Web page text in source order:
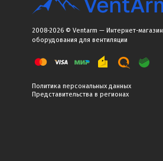
2008-2026 © Ventarm — Интернет-магазин
оборудования для вентиляции
Политика персональных данных
Представительства в регионах